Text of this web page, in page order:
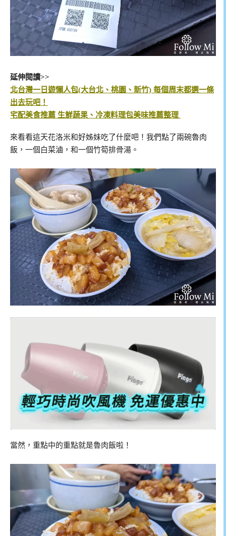
延伸閱讀>>
北台灣一日遊懶人包(大台北、桃園、新竹) 每個周末都選一條
出去玩吧！
宅配美食推薦 生鮮蔬果、冷凍料理包美味推薦整理
來看看這天花洛米和好姊妹吃了什麼吧！我們點了兩碗魯肉
飯，一個白菜滷，和一個竹筍排骨湯。
當然，重點中的重點就是魯肉飯啦！